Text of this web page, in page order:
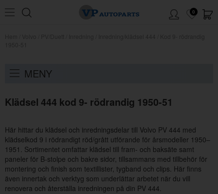
0
MENY
Klädsel 444 kod 9- rödrandig 1950-51
Här hittar du klädsel och inredningsdelar till Volvo PV 444 med
klädselkod 9 i rödrandigt röd/grått utförande för årsmodeller 1950–
1951. Sortimentet omfattar klädsel till fram- och baksäte samt
paneler för B-stolpe och bakre sidor, tillsammans med tillbehör för
montering och finish som textillister, tygband och clips. Här finns
även innertak och verktyg som underlättar arbetet när du vill
renovera och återställa inredningen på din PV 444.